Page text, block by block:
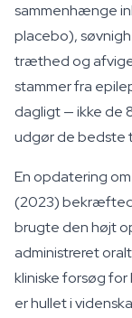
sammenhænge
placebo),
træthed og
stammer fra
dagligt — ikke de
udgør de bedste
En opdatering
(2023)
brugte den højt
administreret
kliniske forsøg
er hullet i